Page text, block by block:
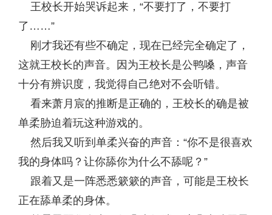
王校长开始哭诉起来，“不要打了，不要打
了……”
刚才我还有些不确定，现在已经完全确定了，
这就王校长的声音。因为王校长是公鸭嗓，声音
十分有辨识度，我觉得自己绝对不会听错。
看来萧月宸的推断是正确的，王校长的确是被
单柔胁迫着玩这种游戏的。
然后我又听到单柔兴奋的声音：“你不是很喜欢
我的身体吗？让你舔你为什么不舔呢？”
跟着又是一阵悉悉簌簌的声音，可能是王校长
正在舔单柔的身体。